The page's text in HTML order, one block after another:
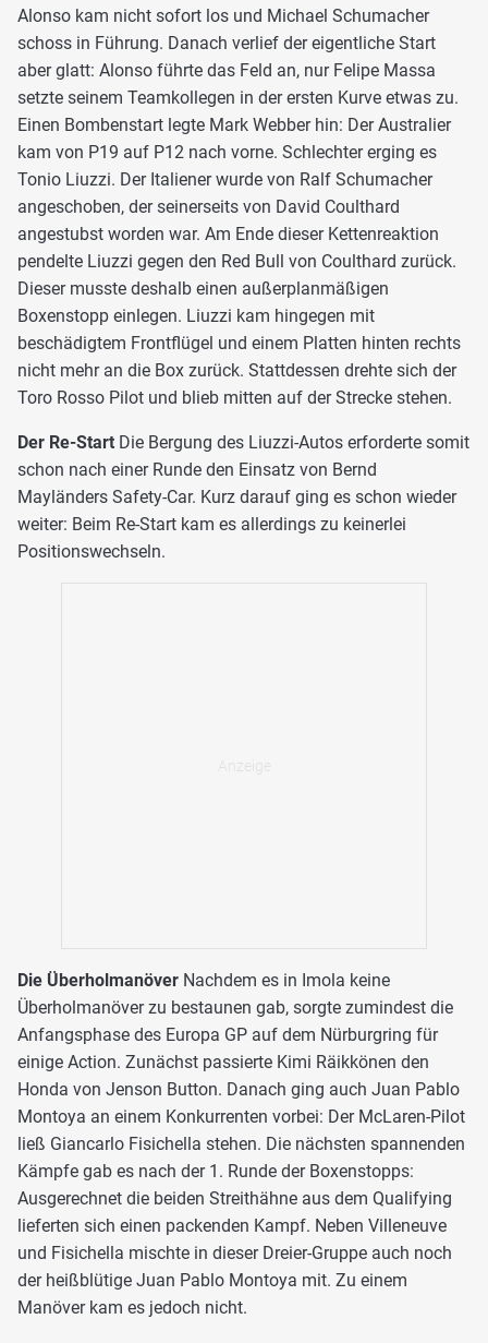
Alonso kam nicht sofort los und Michael Schumacher
schoss in Führung. Danach verlief der eigentliche Start
aber glatt: Alonso führte das Feld an, nur Felipe Massa
setzte seinem Teamkollegen in der ersten Kurve etwas zu.
Einen Bombenstart legte Mark Webber hin: Der Australier
kam von P19 auf P12 nach vorne. Schlechter erging es
Tonio Liuzzi. Der Italiener wurde von Ralf Schumacher
angeschoben, der seinerseits von David Coulthard
angestubst worden war. Am Ende dieser Kettenreaktion
pendelte Liuzzi gegen den Red Bull von Coulthard zurück.
Dieser musste deshalb einen außerplanmäßigen
Boxenstopp einlegen. Liuzzi kam hingegen mit
beschädigtem Frontflügel und einem Platten hinten rechts
nicht mehr an die Box zurück. Stattdessen drehte sich der
Toro Rosso Pilot und blieb mitten auf der Strecke stehen.
Der Re-Start Die Bergung des Liuzzi-Autos erforderte somit
schon nach einer Runde den Einsatz von Bernd
Mayländers Safety-Car. Kurz darauf ging es schon wieder
weiter: Beim Re-Start kam es allerdings zu keinerlei
Positionswechseln.
Die Überholmanöver Nachdem es in Imola keine
Überholmanöver zu bestaunen gab, sorgte zumindest die
Anfangsphase des Europa GP auf dem Nürburgring für
einige Action. Zunächst passierte Kimi Räikkönen den
Honda von Jenson Button. Danach ging auch Juan Pablo
Montoya an einem Konkurrenten vorbei: Der McLaren-Pilot
ließ Giancarlo Fisichella stehen. Die nächsten spannenden
Kämpfe gab es nach der 1. Runde der Boxenstopps:
Ausgerechnet die beiden Streithähne aus dem Qualifying
lieferten sich einen packenden Kampf. Neben Villeneuve
und Fisichella mischte in dieser Dreier-Gruppe auch noch
der heißblütige Juan Pablo Montoya mit. Zu einem
Manöver kam es jedoch nicht.